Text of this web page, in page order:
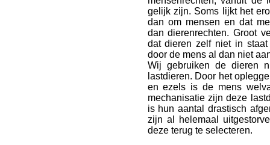
gelijk zijn. Soms lijkt het
dan om mensen en dat
dan dierenrechten. Groot
dat dieren zelf niet in
door de mens al dan niet
Wij gebruiken de dieren
lastdieren. Door het
en ezels is de mens
mechanisatie zijn deze
is hun aantal drastisch
zijn al helemaal
deze terug te selecteren.